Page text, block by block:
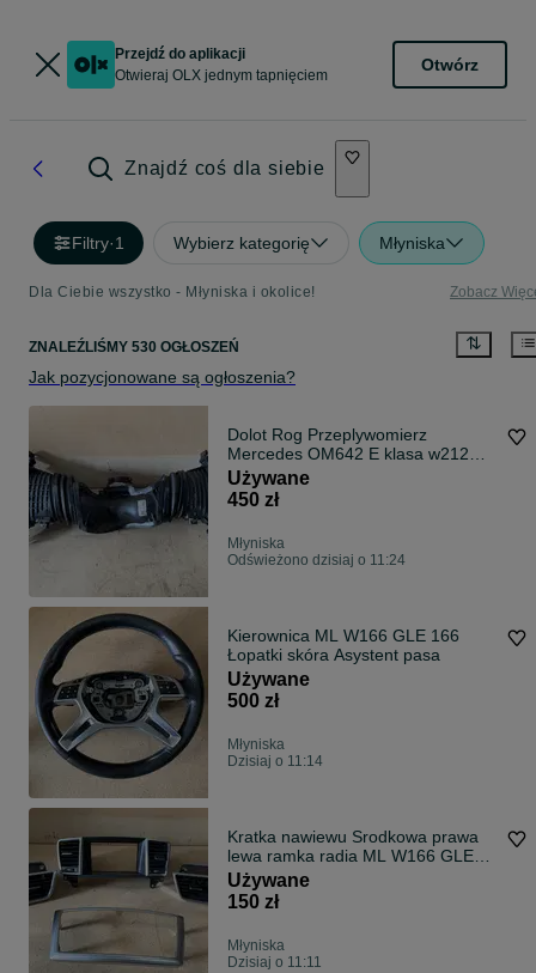
Przejdź do aplikacji
Otwieraj OLX jednym tapnięciem
Otwórz
Znajdź coś dla siebie
Filtry·1 Wybierz kategorię Młyniska
Dla Ciebie wszystko - Młyniska i okolice! Zobacz
ZNALEŹLIŚMY 530 OGŁOSZEŃ
Jak pozycjonowane są ogłoszenia?
Dolot Rog Przeplywomierz
Mercedes OM642 E klasa w212
W207 C W204 W218
Używane
450 zł
Młyniska
Odświeżono dzisiaj o 11:24
Kierownica ML W166 GLE 166
Łopatki skóra Asystent pasa
Używane
500 zł
Młyniska
Dzisiaj o 11:14
Kratka nawiewu Srodkowa prawa
lewa ramka radia ML W166 GLE
166
Używane
150 zł
Młyniska
Dzisiaj o 11:11